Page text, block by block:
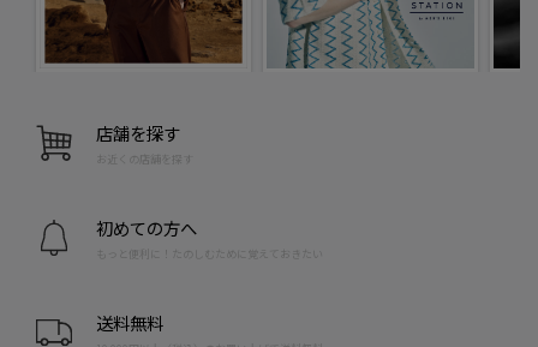
店舗を探す
お近くの店舗を探す
初めての方へ
もっと便利に！たのしむために覚えておきたい
送料無料